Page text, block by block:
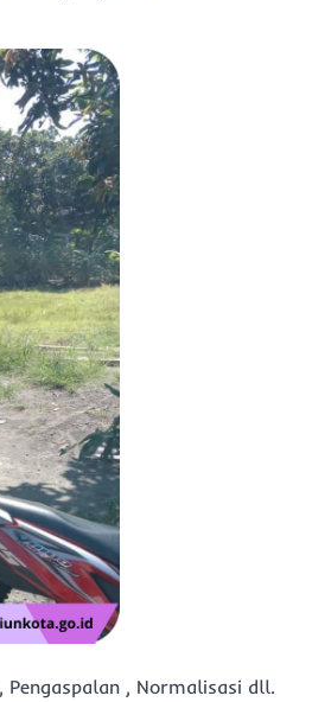
, Normalisasi dll.